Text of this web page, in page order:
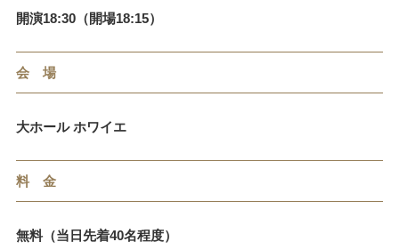
開演18:30（開場18:15）
会 場
大ホール ホワイエ
料 金
無料（当日先着40名程度）